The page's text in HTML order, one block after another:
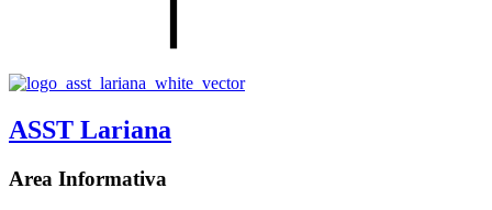
ASST Lariana
Area Informativa